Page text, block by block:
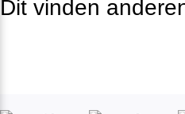
Dit vinden